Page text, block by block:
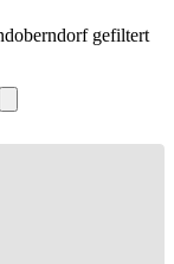
gefiltert